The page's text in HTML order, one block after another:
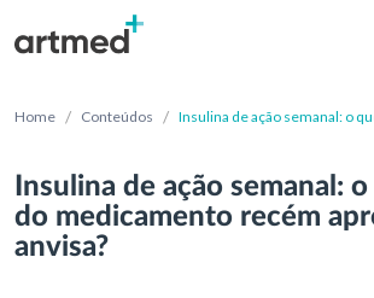
Home / Conteúdos / Insulina de ação semanal: o
Insulina de ação semanal:
do medicamento recém
anvisa?